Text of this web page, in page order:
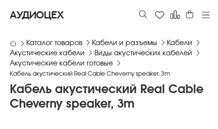
АУДИОЦЕХ
Каталог товаров Кабели и разъемы
Кабели
Акустические кабели
Виды акустических кабелей
Акустические кабели готовые
Кабель акустический Real Cable Cheverny speaker, 3m
Кабель акустический Real Cable
Cheverny speaker, 3m